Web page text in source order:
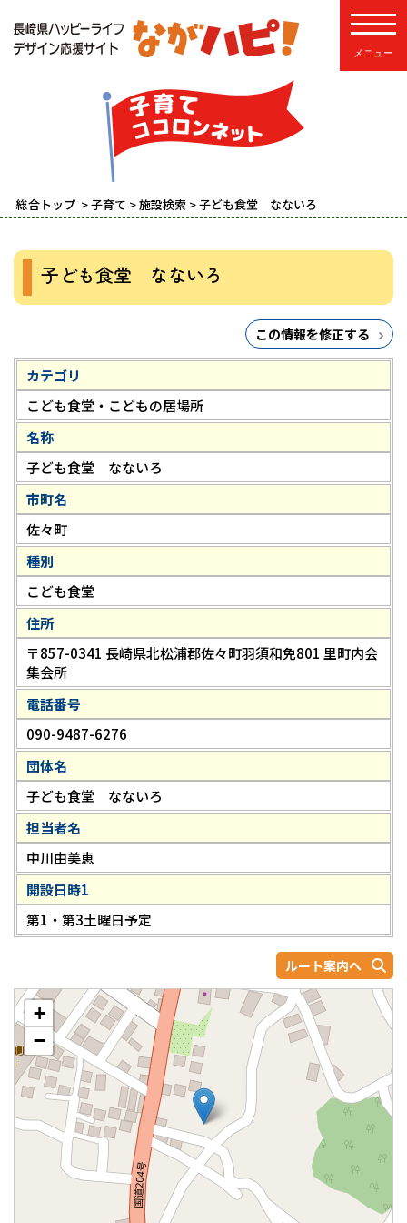
総合トップ >子育て >施設検索 > 子ども食堂 なないろ
子ども食堂 なないろ
この情報を修正する
カテゴリ
こども食堂・こどもの居場所
名称
子ども食堂 なないろ
市町名
佐々町
種別
こども食堂
住所
〒857-0341 長崎県北松浦郡佐々町羽須和免801 里町内会
集会所
電話番号
090-9487-6276
団体名
子ども食堂 なないろ
担当者名
中川由美恵
開設日時1
第1・第3土曜日予定
ルート案内へ
+
−